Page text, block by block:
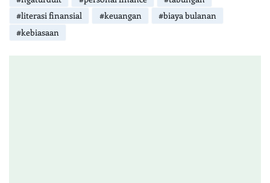
#literasi finansial
#keuangan
#biaya bulanan
#kebiasaan